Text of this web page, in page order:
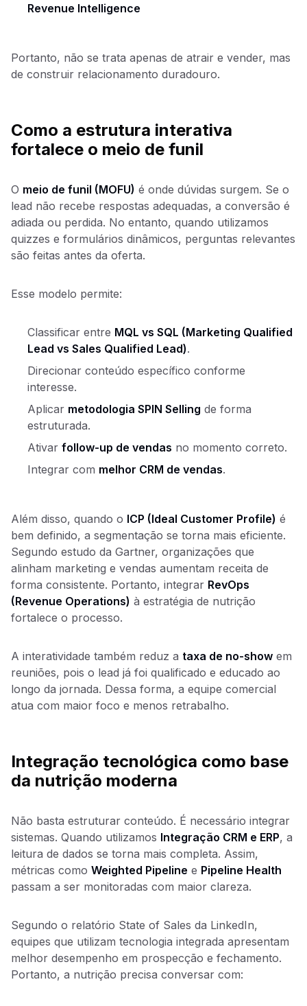
Revenue Intelligence
Portanto, não se trata apenas de atrair e vender, mas
de construir relacionamento duradouro.
Como a estrutura interativa
fortalece o meio de funil
O meio de funil (MOFU) é onde dúvidas surgem. Se o
lead não recebe respostas adequadas, a conversão é
adiada ou perdida. No entanto, quando utilizamos
quizzes e formulários dinâmicos, perguntas relevantes
são feitas antes da oferta.
Esse modelo permite:
Classificar entre MQL vs SQL (Marketing Qualified
Lead vs Sales Qualified Lead).
Direcionar conteúdo específico conforme
interesse.
Aplicar metodologia SPIN Selling de forma
estruturada.
Ativar follow-up de vendas no momento correto.
Integrar com melhor CRM de vendas.
Além disso, quando o ICP (Ideal Customer Profile) é
bem definido, a segmentação se torna mais eficiente.
Segundo estudo da Gartner, organizações que
alinham marketing e vendas aumentam receita de
forma consistente. Portanto, integrar RevOps
(Revenue Operations) à estratégia de nutrição
fortalece o processo.
A interatividade também reduz a taxa de no-show em
reuniões, pois o lead já foi qualificado e educado ao
longo da jornada. Dessa forma, a equipe comercial
atua com maior foco e menos retrabalho.
Integração tecnológica como base
da nutrição moderna
Não basta estruturar conteúdo. É necessário integrar
sistemas. Quando utilizamos Integração CRM e ERP, a
leitura de dados se torna mais completa. Assim,
métricas como Weighted Pipeline e Pipeline Health
passam a ser monitoradas com maior clareza.
Segundo o relatório State of Sales da LinkedIn,
equipes que utilizam tecnologia integrada apresentam
melhor desempenho em prospecção e fechamento.
Portanto, a nutrição precisa conversar com: